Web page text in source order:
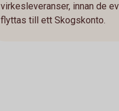
virkesleveranser, innan de
flyttas till ett Skogskonto.